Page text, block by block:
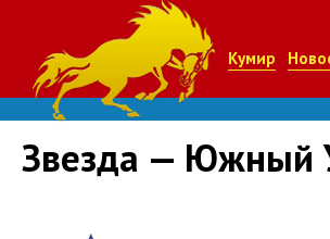
Кумир
Звезда — Южный